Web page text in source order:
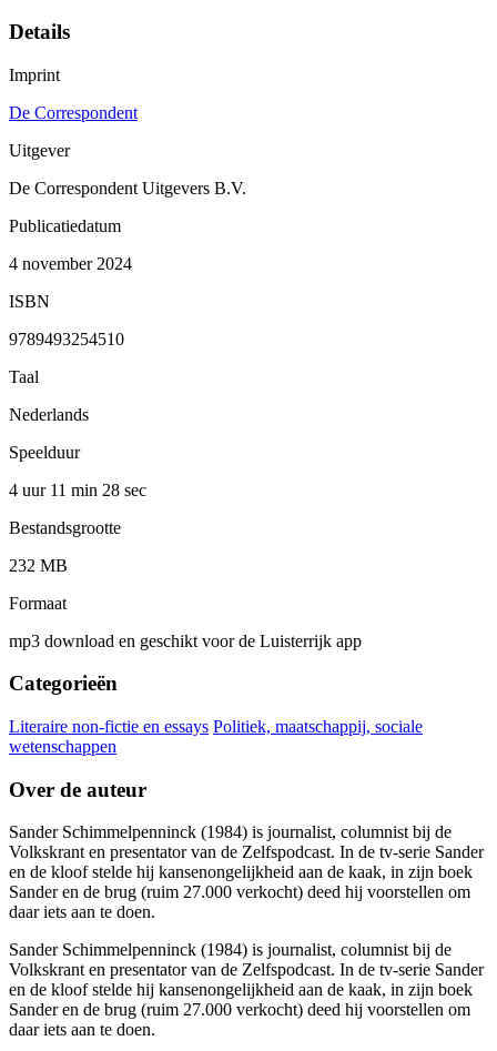
Details
Imprint
De Correspondent
Uitgever
De Correspondent Uitgevers B.V.
Publicatiedatum
4 november 2024
ISBN
9789493254510
Taal
Nederlands
Speelduur
4 uur 11 min 28 sec
Bestandsgrootte
232 MB
Formaat
mp3 download en geschikt voor de Luisterrijk app
Categorieën
Literaire non-fictie en essays Politiek, maatschappij, sociale
wetenschappen
Over de auteur
Sander Schimmelpenninck (1984) is journalist, columnist bij de
Volkskrant en presentator van de Zelfspodcast. In de tv-serie Sander
en de kloof stelde hij kansenongelijkheid aan de kaak, in zijn boek
Sander en de brug (ruim 27.000 verkocht) deed hij voorstellen om
daar iets aan te doen.
Sander Schimmelpenninck (1984) is journalist, columnist bij de
Volkskrant en presentator van de Zelfspodcast. In de tv-serie Sander
en de kloof stelde hij kansenongelijkheid aan de kaak, in zijn boek
Sander en de brug (ruim 27.000 verkocht) deed hij voorstellen om
daar iets aan te doen.